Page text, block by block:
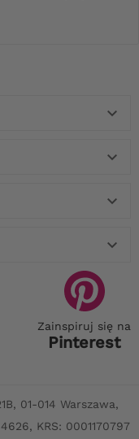




Zainspiruj się na
Pinterest
01-014 Warszawa,
KRS: 0001170797